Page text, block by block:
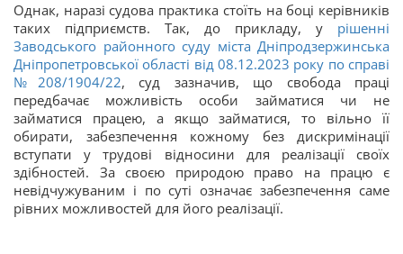
Однак, наразі судова практика стоїть на боці керівників
таких підприємств. Так, до прикладу, у рішенні
Заводського районного суду міста Дніпродзержинська
Дніпропетровської області від 08.12.2023 року по справі
№208/1904/22, суд зазначив, що свобода праці
передбачає можливість особи займатися чи не
займатися працею, а якщо займатися, то вільно її
обирати, забезпечення кожному без дискримінації
вступати у трудові відносини для реалізації своїх
здібностей. За своєю природою право на працю є
невідчужуваним і по суті означає забезпечення саме
рівних можливостей для його реалізації.